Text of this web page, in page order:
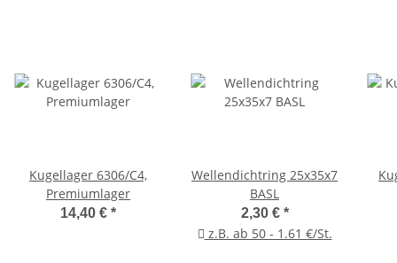
Kugellager 6306/C4,
Premiumlager
14,40 € *
Wellendichtring 25x35x7
BASL
2,30 € *
z.B. ab 50 - 1.61 €/St.